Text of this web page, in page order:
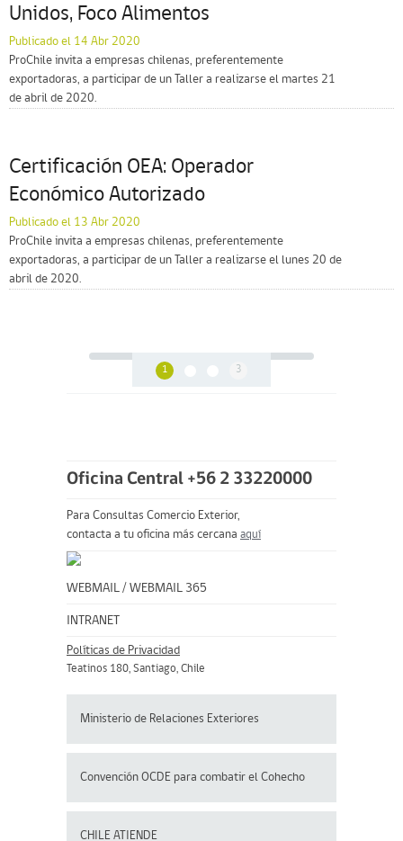
Unidos, Foco Alimentos
Publicado el 14 Abr 2020
ProChile invita a empresas chilenas, preferentemente
exportadoras, a participar de un Taller a realizarse el martes 21
de abril de 2020.
Certificación OEA: Operador
Económico Autorizado
Publicado el 13 Abr 2020
ProChile invita a empresas chilenas, preferentemente
exportadoras, a participar de un Taller a realizarse el lunes 20 de
abril de 2020.
1 3
Oficina Central +56 2 33220000
Para Consultas Comercio Exterior,
contacta a tu oficina más cercana aquí
WEBMAIL / WEBMAIL 365
INTRANET
Políticas de Privacidad
Teatinos 180, Santiago, Chile
Ministerio de Relaciones Exteriores
Convención OCDE para combatir el Cohecho
CHILE ATIENDE